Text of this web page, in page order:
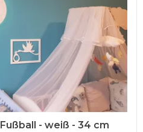
- weiß - 34 cm